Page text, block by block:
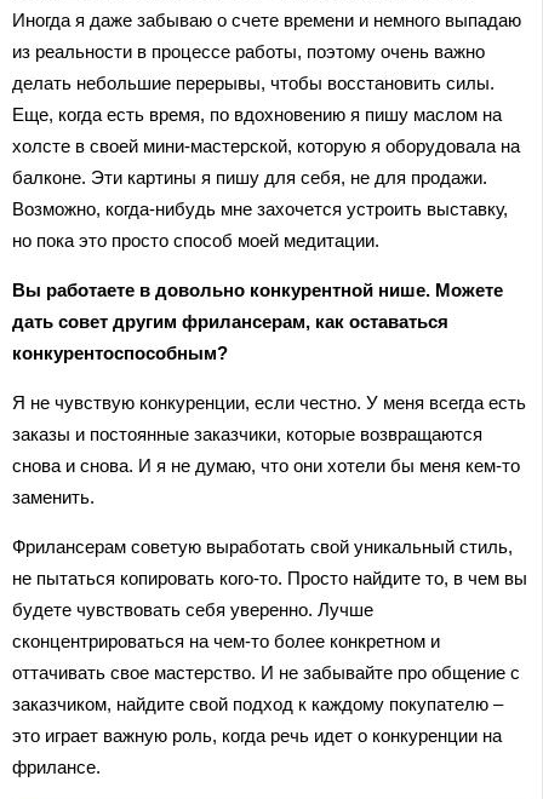
Иногда я даже забываю о счете времени и немного выпадаю
из реальности в процессе работы, поэтому очень важно
делать небольшие перерывы, чтобы восстановить силы.
Еще, когда есть время, по вдохновению я пишу маслом на
холсте в своей мини-мастерской, которую я оборудовала на
балконе. Эти картины я пишу для себя, не для продажи.
Возможно, когда-нибудь мне захочется устроить выставку,
но пока это просто способ моей медитации.
Вы работаете в довольно конкурентной нише. Можете
дать совет другим фрилансерам, как оставаться
конкурентоспособным?
Я не чувствую конкуренции, если честно. У меня всегда есть
заказы и постоянные заказчики, которые возвращаются
снова и снова. И я не думаю, что они хотели бы меня кем-то
заменить.
Фрилансерам советую выработать свой уникальный стиль,
не пытаться копировать кого-то. Просто найдите то, в чем вы
будете чувствовать себя уверенно. Лучше
сконцентрироваться на чем-то более конкретном и
оттачивать свое мастерство. И не забывайте про общение с
заказчиком, найдите свой подход к каждому покупателю –
это играет важную роль, когда речь идет о конкуренции на
фрилансе.